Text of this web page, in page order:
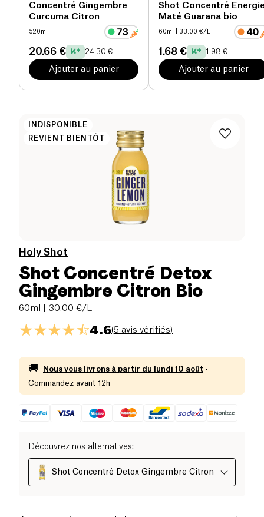
Concentré Gingembre
Curcuma Citron
520ml
20.66 € 24.30 €
Ajouter au panier
Shot Concentré
Maté Guarana bio
60ml | 33.00 €/L
1.68 € 1.98 €
Ajouter au panier
INDISPONIBLE
REVIENT BIENTÔT
Holy Shot
Shot Concentré Detox
Gingembre Citron Bio
60ml | 30.00 €/L
4.6(5 avis vérifiés)
🚚 Nous vous livrons à partir du lundi 10 août ·
Commandez avant 12h
Découvrez nos alternatives:
Shot Concentré Detox Gingembre Citron